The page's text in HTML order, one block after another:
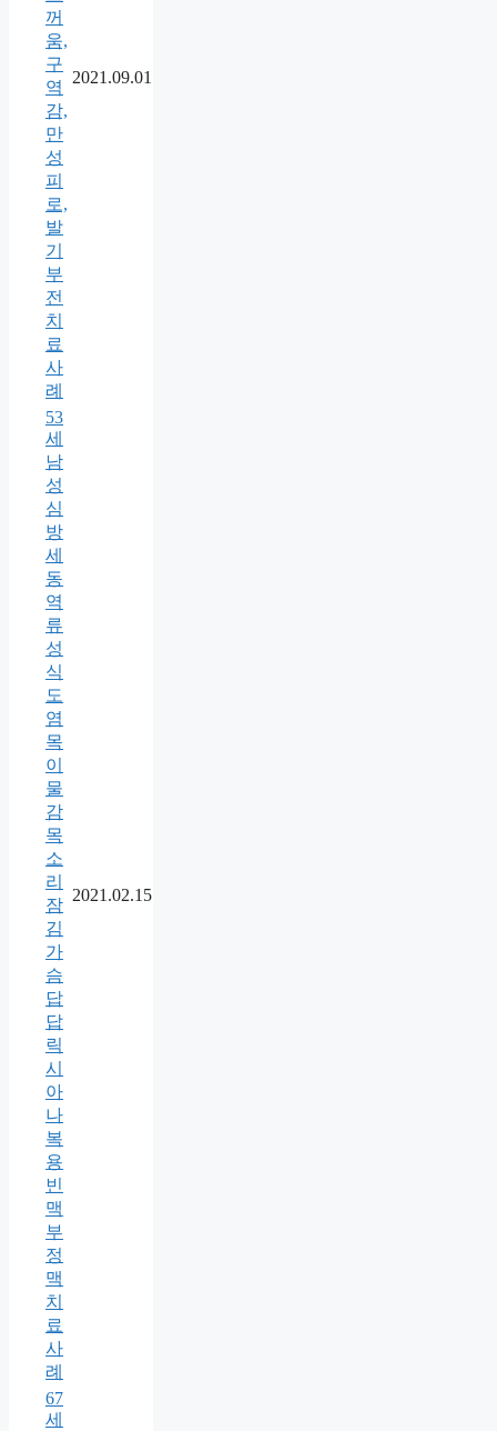
꺼
움,
구
역
감,
만
성
피
로,
발
기
부
전
치
료
사
례
2021.09.01
53
세
남
성
심
방
세
동
역
류
성
식
도
염
목
이
물
감
목
소
리
잠
김
가
슴
답
답
릭
시
아
나
복
용
빈
맥
부
정
맥
치
료
사
례
2021.02.15
67
세